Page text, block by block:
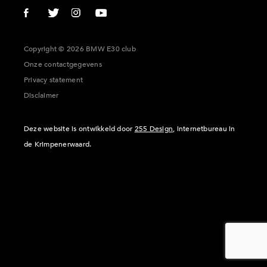
Copyright © 2026 BMW E30 club
Onze contactgegevens
Privacy statement
Disclaimer
Deze website is ontwikkeld door 255 Design, internetbureau in
de Krimpenerwaard.